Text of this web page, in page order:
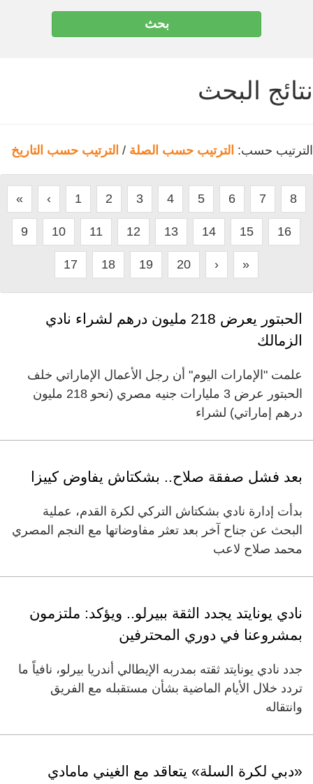
نتائج البحث
الترتيب حسب: الترتيب حسب الصلة / الترتيب حسب التاريخ
« ‹ 1 2 3 4 5 6 7 8
9 10 11 12 13 14 15 16
17 18 19 20 › »
الحبتور يعرض 218 مليون درهم لشراء نادي
الزمالك
علمت "الإمارات اليوم" أن رجل الأعمال الإماراتي خلف
الحبتور عرض 3 مليارات جنيه مصري (نحو 218 مليون
درهم إماراتي) لشراء
بعد فشل صفقة صلاح.. بشكتاش يفاوض كييزا
بدأت إدارة نادي بشكتاش التركي لكرة القدم، عملية
البحث عن جناح آخر بعد تعثر مفاوضاتها مع النجم المصري
محمد صلاح لاعب
نادي يونايتد يجدد الثقة ببيرلو.. ويؤكد: ملتزمون
بمشروعنا في دوري المحترفين
جدد نادي يونايتد ثقته بمدربه الإيطالي أندريا بيرلو، نافياً ما
تردد خلال الأيام الماضية بشأن مستقبله مع الفريق
وانتقاله
«دبي لكرة السلة» يتعاقد مع الغيني مامادي